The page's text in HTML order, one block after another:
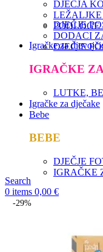
DJEČJA
PODLOGE
DJEČJE
DODACI
DJEČJE
Igračke za
IGRAČKE
LUTKE,
Igračke za dječake
Bebe
BEBE
DJEČJE
IGRAČKE
Search
0 items 0,00 €
-29%